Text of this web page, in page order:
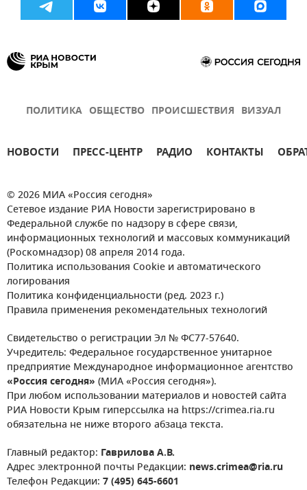
ПОЛИТИКА ОБЩЕСТВО ПРОИСШЕСТВИЯ ВИЗУАЛ
НОВОСТИ ПРЕСС-ЦЕНТР РАДИО КОНТАКТЫ
© 2026 МИА «Россия сегодня»
Сетевое издание РИА Новости зарегистрировано в
Федеральной службе по надзору в сфере связи,
информационных технологий и массовых коммуникаций
(Роскомнадзор) 08 апреля 2014 года.
Политика использования Cookie и автоматического
логирования
Политика конфиденциальности (ред. 2023 г.)
Правила применения рекомендательных технологий
Свидетельство о регистрации Эл № ФС77-57640.
Учредитель: Федеральное государственное унитарное
предприятие Международное информационное агентство
«Россия сегодня» (МИА «Россия сегодня»).
При любом использовании материалов и новостей сайта
РИА Новости Крым гиперссылка на https://crimea.ria.ru
обязательна не ниже второго абзаца текста.
Главный редактор: Гаврилова А.В.
Адрес электронной почты Редакции: news.crimea@ria.ru
Телефон Редакции: 7 (495) 645-6601